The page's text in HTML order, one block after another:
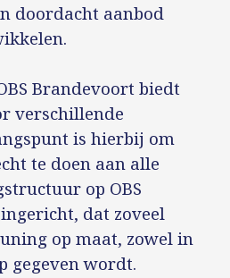
doordacht aanbod
Brandevoort biedt
verschillende
is hierbij om
te doen aan alle
op OBS
dat zoveel
op maat, zowel in
gegeven wordt.